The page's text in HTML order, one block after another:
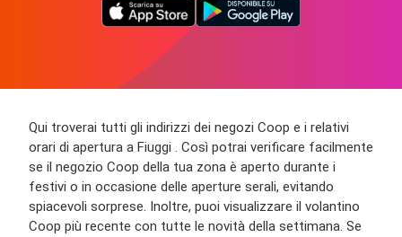
Qui troverai tutti gli indirizzi dei negozi Coop e i relativi
orari di apertura a Fiuggi . Così potrai verificare facilmente
se il negozio Coop della tua zona è aperto durante i
festivi o in occasione delle aperture serali, evitando
spiacevoli sorprese. Inoltre, puoi visualizzare il volantino
Coop più recente con tutte le novità della settimana. Se